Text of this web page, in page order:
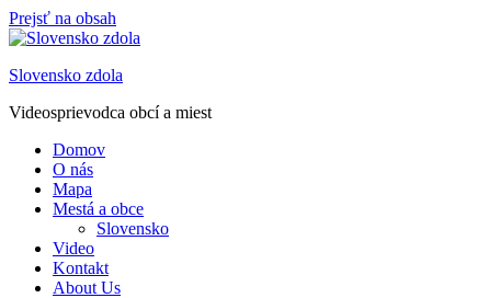
Prejsť na obsah
Slovensko zdola
Videosprievodca obcí a miest
Domov
O nás
Mapa
Mestá a obce
Slovensko
Video
Kontakt
About Us